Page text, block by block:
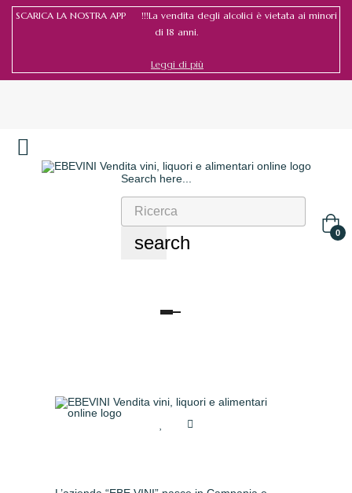
SCARICA LA NOSTRA APP !!!La vendita degli alcolici è vietata ai minori
di 18 anni.
Leggi di più
Search here...
search 0
navigazione